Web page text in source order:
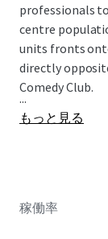
professionals
centre
units fronts
directly
Comedy Club.
...
もっと見る
稼働率